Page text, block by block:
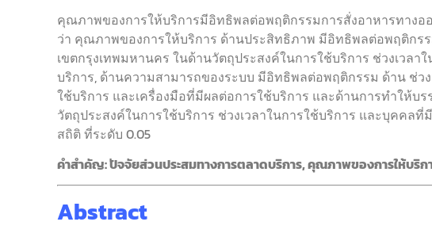
คุณภาพของการให้บริการมีอิทธิพลต่อพฤติกรรมการสั่งอาหารทางอ
ว่า คุณภาพของการให้บริการ ด้านประสิทธิภาพ มีอิทธิพลต่อพฤติกร
เขตกรุงเทพมหานคร ในด้านวัตถุประสงค์ในการใช้บริการ ช่วงเวลา
บริการ, ด้านความสามารถของระบบ มีอิทธิพลต่อพฤติกรรม ด้าน ช่ว
ใช้บริการ และเครื่องมือที่มีผลต่อการใช้บริการ และด้านการทำให้บ
วัตถุประสงค์ในการใช้บริการ ช่วงเวลาในการใช้บริการ และบุคคล
สถิติ ที่ระดับ 0.05
คำสำคัญ: ปัจจัยส่วนประสมทางการตลาดบริการ, คุณภาพของการให้บริก
Abstract